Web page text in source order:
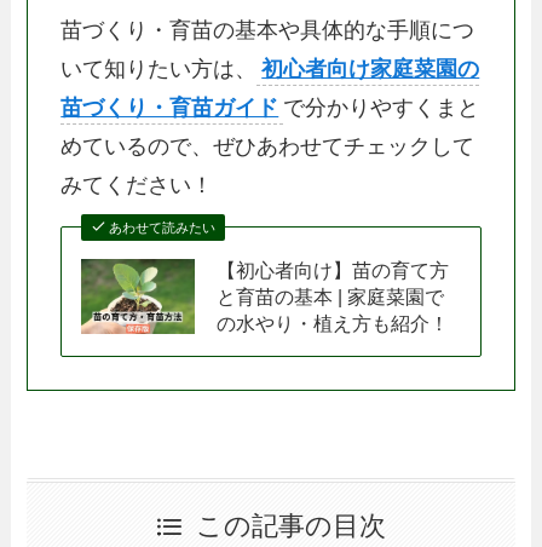
苗づくり・育苗の基本や具体的な手順につ
いて知りたい方は、
初心者向け家庭菜園の
苗づくり・育苗ガイド で分かりやすくまと
めているので、ぜひあわせてチェックして
みてください！
あわせて読みたい
【初心者向け】苗の育て方
と育苗の基本 | 家庭菜園で
の水やり・植え方も紹介！
この記事の目次